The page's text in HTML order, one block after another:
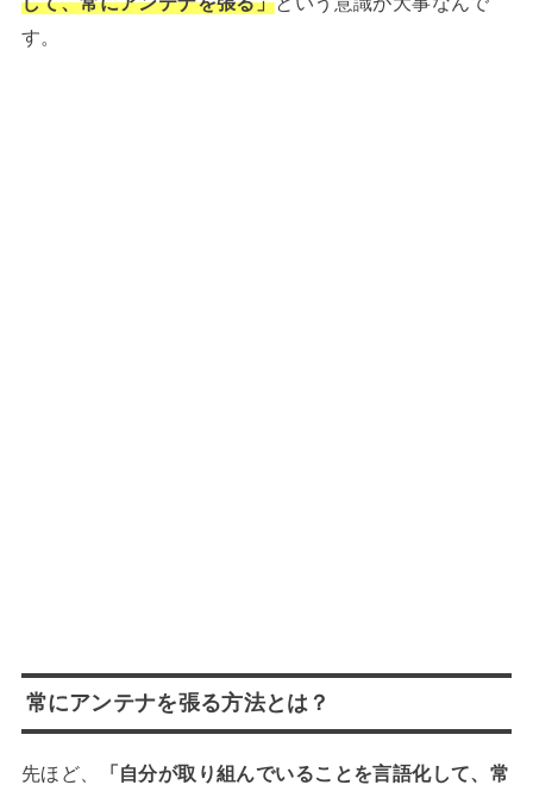
す。
常にアンテナを張る方法とは？
先ほど、
「自分が取り組んでいることを言語化して、常